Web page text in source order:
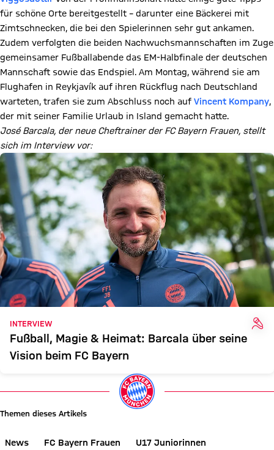
für schöne Orte bereitgestellt – darunter eine Bäckerei mit
Zimtschnecken, die bei den Spielerinnen sehr gut ankamen.
Zudem verfolgten die beiden Nachwuchsmannschaften im Zuge
gemeinsamer Fußballabende das EM-Halbfinale der deutschen
Mannschaft sowie das Endspiel. Am Montag, während sie am
Flughafen in Reykjavík auf ihren Rückflug nach Deutschland
warteten, trafen sie zum Abschluss noch auf Vincent Kompany,
der mit seiner Familie Urlaub in Island gemacht hatte.
José Barcala, der neue Cheftrainer der FC Bayern Frauen, stellt
sich im Interview vor:
INTERVIEW
Fußball, Magie & Heimat: Barcala über seine
Vision beim FC Bayern
Themen dieses Artikels
News FC Bayern Frauen
U17 Juniorinnen